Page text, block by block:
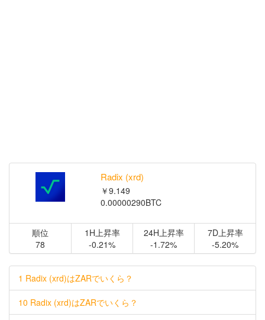
Radix (xrd)
￥9.149
0.00000290BTC
順位
78
1H上昇率
-0.21%
24H上昇率
-1.72%
7D上昇率
-5.20%
1 Radix (xrd)はZARでいくら？
10 Radix (xrd)はZARでいくら？